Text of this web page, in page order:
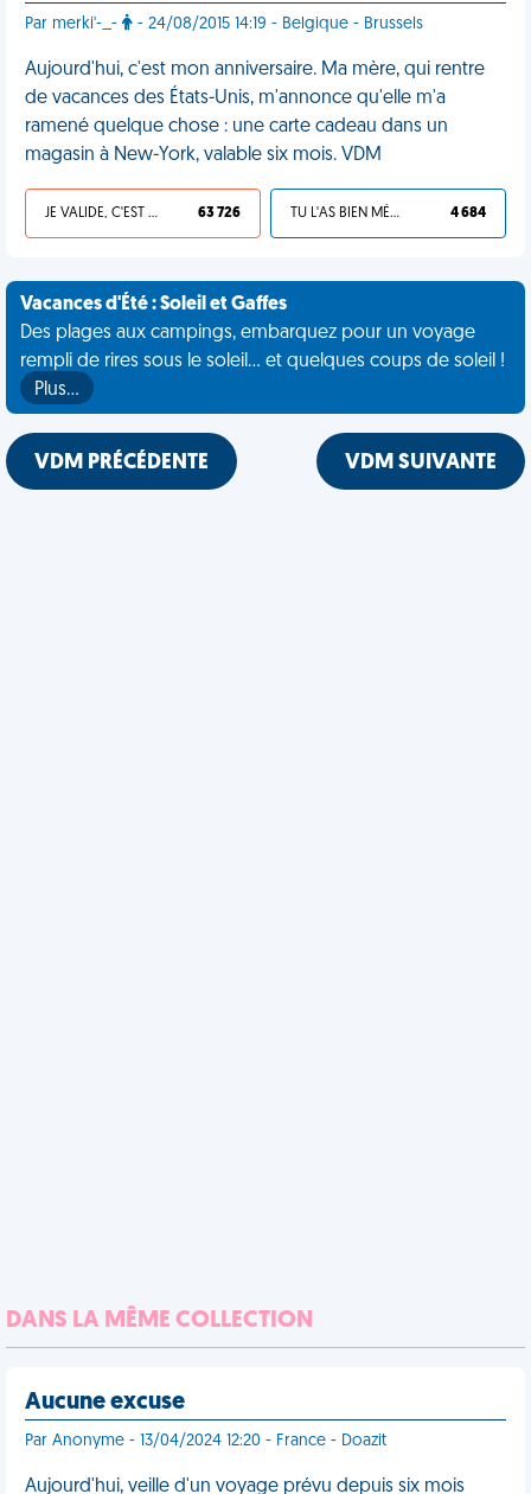
Par merki'-_- - 24/08/2015 14:19 - Belgique - Brussels
Aujourd'hui, c'est mon anniversaire. Ma mère, qui rentre
de vacances des États-Unis, m'annonce qu'elle m'a
ramené quelque chose : une carte cadeau dans un
magasin à New-York, valable six mois. VDM
JE VALIDE, C'EST UNE VDM 63 726 TU L'AS BIEN MÉRITÉ 4 684
Vacances d'Été : Soleil et Gaffes
Des plages aux campings, embarquez pour un voyage
rempli de rires sous le soleil... et quelques coups de soleil !
Plus…
VDM PRÉCÉDENTE VDM SUIVANTE
DANS LA MÊME COLLECTION
Aucune excuse
Par Anonyme - 13/04/2024 12:20 - France - Doazit
Aujourd'hui, veille d'un voyage prévu depuis six mois